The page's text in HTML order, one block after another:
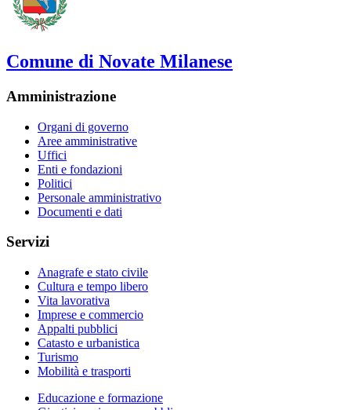
Comune di Novate Milanese
Amministrazione
Organi di governo
Aree amministrative
Uffici
Enti e fondazioni
Politici
Personale amministrativo
Documenti e dati
Servizi
Anagrafe e stato civile
Cultura e tempo libero
Vita lavorativa
Imprese e commercio
Appalti pubblici
Catasto e urbanistica
Turismo
Mobilità e trasporti
Educazione e formazione